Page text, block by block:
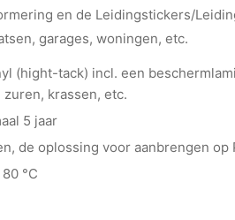
en de Leidingstickers/
garages, woningen, etc.
(hight-tack) incl. een
krassen, etc.
5 jaar
de oplossing voor aanbrengen op
°C